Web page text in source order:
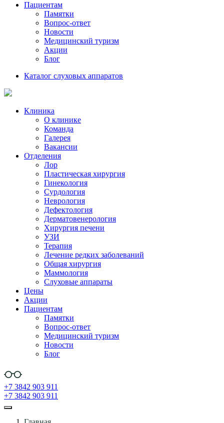
Пациентам
Памятки
Вопрос-ответ
Новости
Медицинский туризм
Акции
Блог
Каталог слуховых аппаратов
Клиника
О клинике
Команда
Галерея
Вакансии
Отделения
Лор
Пластическая хирургия
Гинекология
Сурдология
Неврология
Дефектология
Дерматовенерология
Хирургия печени
УЗИ
Терапия
Лечение редких заболеваний
Общая хирургия
Маммология
Слуховые аппараты
Цены
Акции
Пациентам
Памятки
Вопрос-ответ
Медицинский туризм
Новости
Блог
+7 3842 903 911
+7 3842 903 911